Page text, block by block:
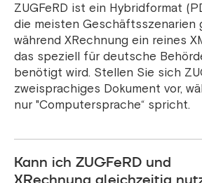
ZUGFeRD ist ein Hybridformat
die meisten Geschäftsszenarien
während XRechnung ein reines
das speziell für deutsche
benötigt wird. Stellen Sie sich
zweisprachiges Dokument vor,
nur "Computersprache“ spricht.
Kann ich ZUGFeRD und